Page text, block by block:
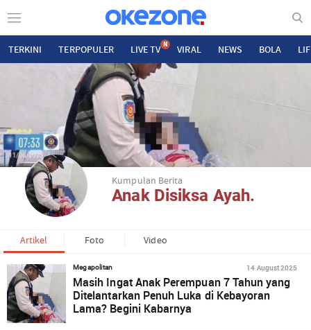
TERKINI TERPOPULER LIVE TV N VIRAL NEWS BOLA
Kumpulan Berita
Anak Disiksa Ayah.
Artikel Foto Video
Megapolitan 14 August 2025
Masih Ingat Anak Perempuan 7 Tahun yang
Ditelantarkan Penuh Luka di Kebayoran
Lama? Begini Kabarnya